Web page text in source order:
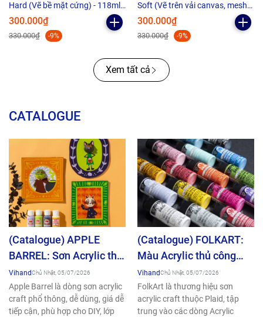
Hard (Vẽ bề mặt cứng) - 118ml
(4Oz)
300.000₫
330.000₫ -9%
Soft (Vẽ trên vải canvas, mesh) -
118ml (4Oz)
300.000₫
330.000₫ -9%
Xem tất cả
CATALOGUE
(Catalogue) APPLE
BARREL: Sơn Acrylic thủ
công phổ đến từ Mỹ
(USA)
VihandChủ Nhật, 05/07/2026
Apple Barrel là dòng sơn acrylic
craft phổ thông, dễ dùng, giá dễ
tiếp cận, phù hợp cho DIY, lớp
(Catalogue) FOLKART:
Màu Acrylic thủ công
cao cấp đến từ Mỹ (USA)
VihandChủ Nhật, 05/07/2026
FolkArt là thương hiệu sơn
acrylic craft thuộc Plaid, tập
trung vào các dòng Acrylic